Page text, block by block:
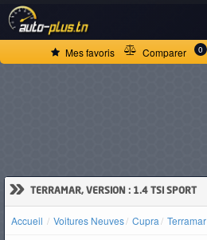
Mes favoris Comparer 0
» TERRAMAR, VERSION : 1.4 TSI SPORT
Accueil Voitures Neuves Cupra Terramar
ACCUEIL